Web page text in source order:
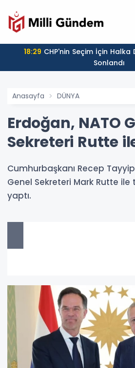
18:29
Sonlandı
Anasayfa DÜNYA
Erdoğan, NATO
Sekreteri Rutte
Cumhurbaşkanı Recep
Genel Sekreteri Mark Rutte
yaptı.